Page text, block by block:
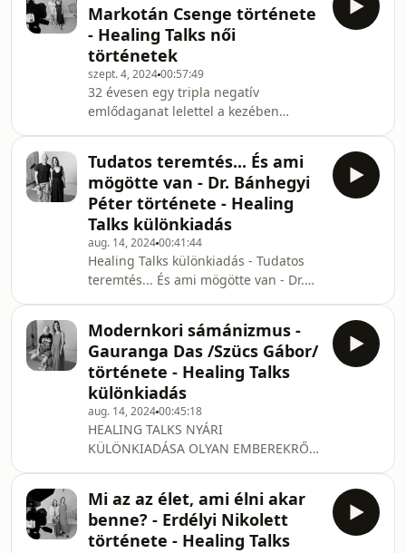
küzdelem, a magány, nem utolsó
sorban pedig a házasságokra ülő
terhek. Gregor Nika és férje az
inszeminációk után háromszor
próbálkoztak lombikprogrammal,
egyelőre sikertelenül. Hogy milyen
érzés gyermek nélkül lenni, miközbe
Markotán Csenge története
- Healing Talks női
történetek
szept. 4, 202400:57:49
32 évesen egy tripla negatív
emlődaganat lelettel a kezében
kimutatták, hogy betegsége genetikai
eredetű, így azon is gondolkoznia
kellett, hogy egy teljes melleltávolító
műtét mellett döntsön-e. A végkifejlett
mégsem szomorú, a betegség
ugyanis egy önismereti út és egy
önazonos élet kezdete. A diagnózistól
a rák leküzdéséig, az orvosi
kezelésektől a lelki folyamato
Tudatos teremtés... És ami
mögötte van - Dr. Bánhegyi
Péter története - Healing
Talks különkiadás
aug. 14, 202400:41:44
Healing Talks különkiadás - Tudatos
teremtés... És ami mögötte van - Dr.
amibe kerül, tartson, ameddig tart, de
azt vallja ő a saját világának a
teremtője, ezáltal minden rajta,
minden saját magunkon múlik. Az
instagramon és a TikTokon is
népszerű, tudatos teremtéssel
foglalkozó Dr. Bánhegyi Péter a
Healing Talks nyári különkiadásában i
Modernkori sámánizmus -
Gauranga Das /Szücs Gábor/
története - Healing Talks
különkiadás
aug. 14, 202400:45:18
HEALING TALKS NYÁRI
KÜLÖNKIADÁSA OLYAN EMBEREKRŐL,
jógával foglalkozó segítő. Életében
központi szerepet tölt be az önismeret
és saját maga keresése, de a hozzá
Mi az az élet, ami élni akar
benne? - Erdélyi Nikolett
története - Healing Talks